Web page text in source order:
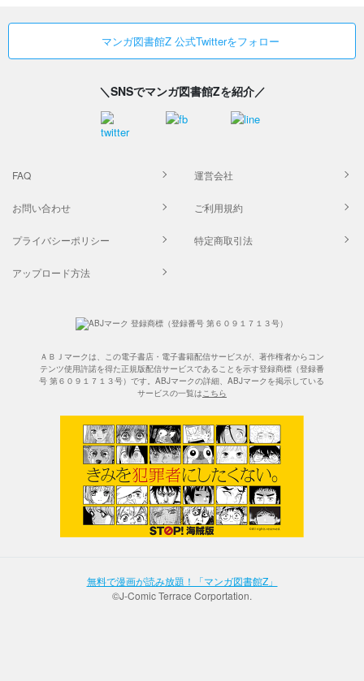
マンガ図書館Z 公式Twitterをフォロー
＼SNSでマンガ図書館Zを紹介／
FAQ 運営会社
お問い合わせ ご利用規約
プライバシーポリシー 特定商取引法
アップロード方法
ＡＢＪマークは、この電子書店・電子書籍配信サービスが、著作権者からコン
テンツ使用許諾を得た正規版配信サービスであることを示す登録商標（登録番
号 第６０９１７１３号）です。ABJマークの詳細、ABJマークを掲示している
サービスの一覧はこちら
無料で漫画が読み放題！「マンガ図書館Z」
©J-Comic Terrace Corportation.